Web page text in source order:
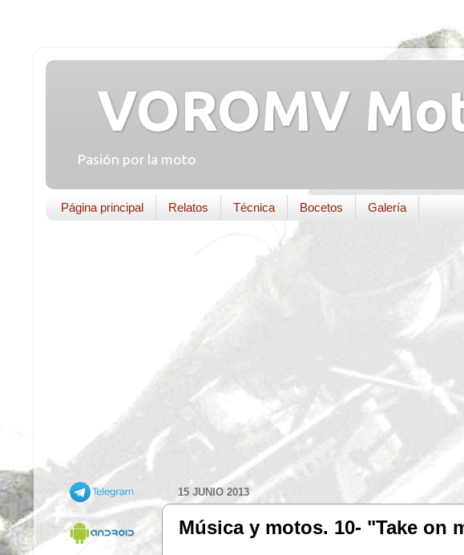
VOROMV
Pasión por la moto
Página principal Relatos Técnica Bocetos Galería
15 JUNIO 2013
Música y motos. 10- "Take on